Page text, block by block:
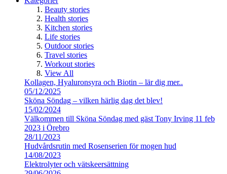
Beauty stories
Health stories
Kitchen stories
Life stories
Outdoor stories
Travel stories
Workout stories
View All
Kollagen, Hyaluronsyra och Biotin – lär dig mer..
05/12/2025
Sköna Söndag – vilken härlig dag det blev!
15/02/2024
Välkommen till Sköna Söndag med gäst Tony Irving 11 feb
2023 i Örebro
28/11/2023
Hudvårdsrutin med Rosenserien för mogen hud
14/08/2023
Elektrolyter och vätskeersättning